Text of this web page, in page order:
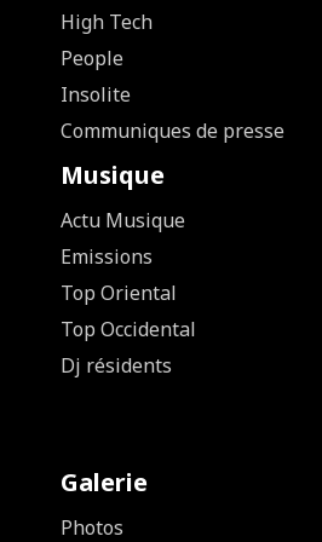
High Tech
People
Insolite
Communiques de presse
Musique
Actu Musique
Emissions
Top Oriental
Top Occidental
Dj résidents
Galerie
Photos